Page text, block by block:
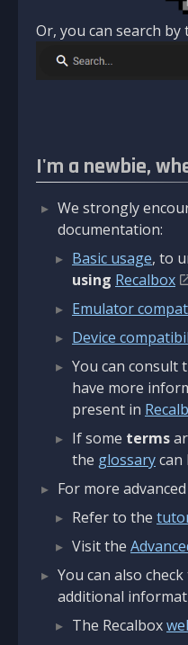
Or, you can search by
I'm a newbie,
We strongly
documentation:
Basic usage, to
using Recalbox
Emulator
Device
You can consult
have more
present in
If some terms
the glossarycan
For more
Refer to the
Visit the
You can also
additional
The Recalbox